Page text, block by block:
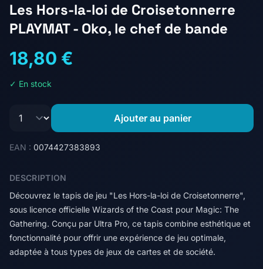
Les Hors-la-loi de Croisetonnerre
PLAYMAT - Oko, le chef de bande
18,80 €
✓ En stock
Ajouter au panier
EAN : 0074427383893
DESCRIPTION
Découvrez le tapis de jeu "Les Hors-la-loi de Croisetonnerre",
sous licence officielle Wizards of the Coast pour Magic: The
Gathering. Conçu par Ultra Pro, ce tapis combine esthétique et
fonctionnalité pour offrir une expérience de jeu optimale,
adaptée à tous types de jeux de cartes et de société.